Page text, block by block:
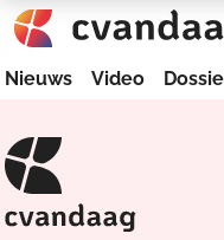
Nieuws Video